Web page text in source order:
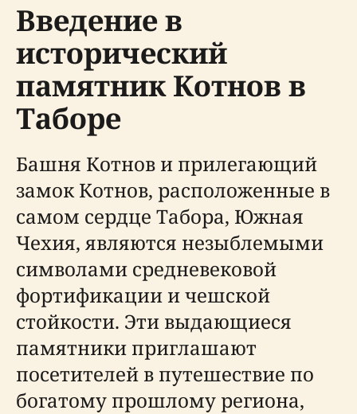
Введение в
исторический
памятник Котнов в
Таборе
Башня Котнов и прилегающий
замок Котнов, расположенные в
самом сердце Табора, Южная
Чехия, являются незыблемыми
символами средневековой
фортификации и чешской
стойкости. Эти выдающиеся
памятники приглашают
посетителей в путешествие по
богатому прошлому региона,